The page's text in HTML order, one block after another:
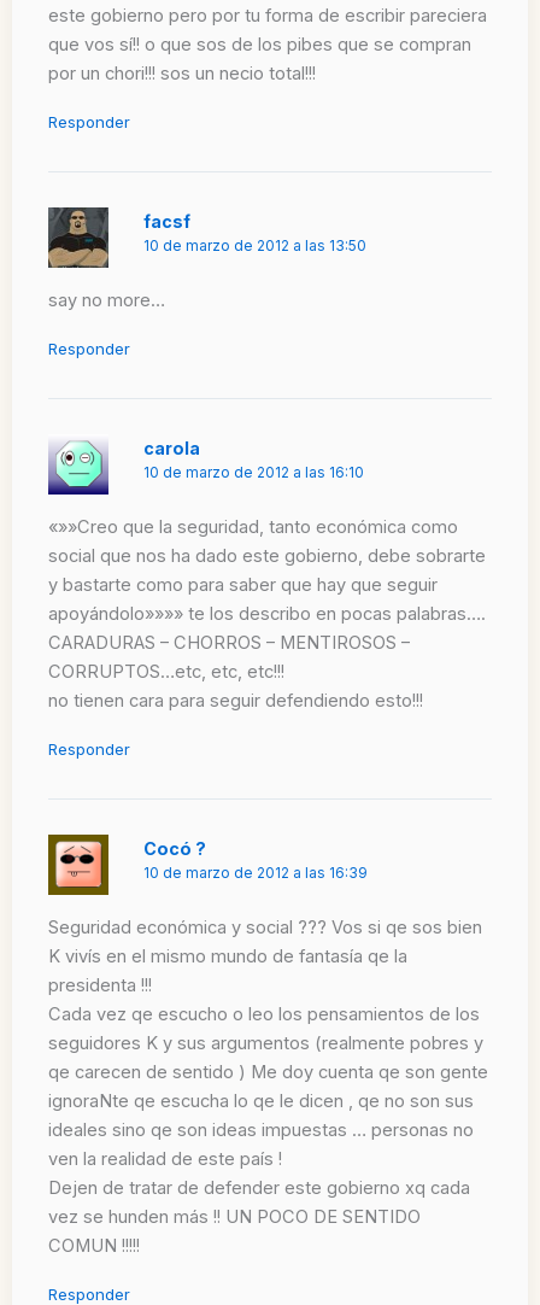
este gobierno pero por tu forma de escribir pareciera
que vos sí!! o que sos de los pibes que se compran
por un chori!!! sos un necio total!!!
Responder
facsf
10 de marzo de 2012 a las 13:50
say no more…
Responder
carola
10 de marzo de 2012 a las 16:10
«»»Creo que la seguridad, tanto económica como
social que nos ha dado este gobierno, debe sobrarte
y bastarte como para saber que hay que seguir
apoyándolo»»»» te los describo en pocas palabras….
CARADURAS – CHORROS – MENTIROSOS –
CORRUPTOS…etc, etc, etc!!!
no tienen cara para seguir defendiendo esto!!!
Responder
Cocó ?
10 de marzo de 2012 a las 16:39
Seguridad económica y social ??? Vos si qe sos bien
K vivís en el mismo mundo de fantasía qe la
presidenta !!!
Cada vez qe escucho o leo los pensamientos de los
seguidores K y sus argumentos (realmente pobres y
qe carecen de sentido ) Me doy cuenta qe son gente
ignoraNte qe escucha lo qe le dicen , qe no son sus
ideales sino qe son ideas impuestas … personas no
ven la realidad de este país !
Dejen de tratar de defender este gobierno xq cada
vez se hunden más !! UN POCO DE SENTIDO
COMUN !!!!!
Responder